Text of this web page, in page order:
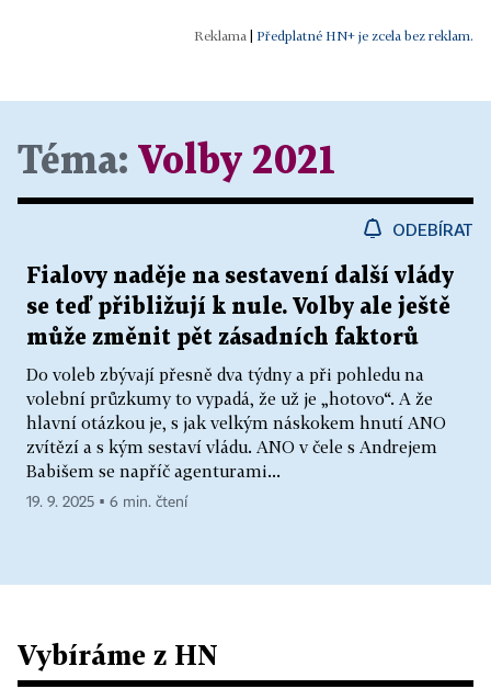
| Předplatné HN+ je zcela bez reklam.
Téma: Volby 2021
ODEBÍRAT
Fialovy naděje na sestavení další vlády
se teď přibližují k nule. Volby ale ještě
může změnit pět zásadních faktorů
Do voleb zbývají přesně dva týdny a při pohledu na
volební průzkumy to vypadá, že už je „hotovo“. A že
hlavní otázkou je, s jak velkým náskokem hnutí ANO
zvítězí a s kým sestaví vládu. ANO v čele s Andrejem
Babišem se napříč agenturami...
19. 9. 2025 ▪ 6 min. čtení
Vybíráme z HN